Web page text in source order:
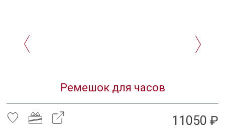
Коллекция мужских часов
Программа лояльности
Оплата долями
Ремешок для часов
11050 ₽